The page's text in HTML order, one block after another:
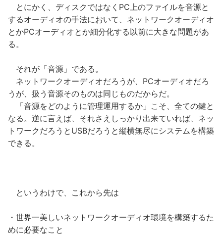
とにかく、ディスクではなくPC上のファイルを音源と
するオーディオの手法において、ネットワークオーディオ
とかPCオーディオとか細分化する以前に大きな問題があ
る。
それが「音源」である。
ネットワークオーディオだろうが、PCオーディオだろ
うが、扱う音源そのものは同じものだからだ。
「音源をどのように管理運用するか」こそ、全ての鍵と
なる。逆に言えば、それさえしっかり出来ていれば、ネッ
トワークだろうとUSBだろうと縦横無尽にシステムを構築
できる。
というわけで、これから先は
・世界一美しいネットワークオーディオ環境を構築するた
めに必要なこと